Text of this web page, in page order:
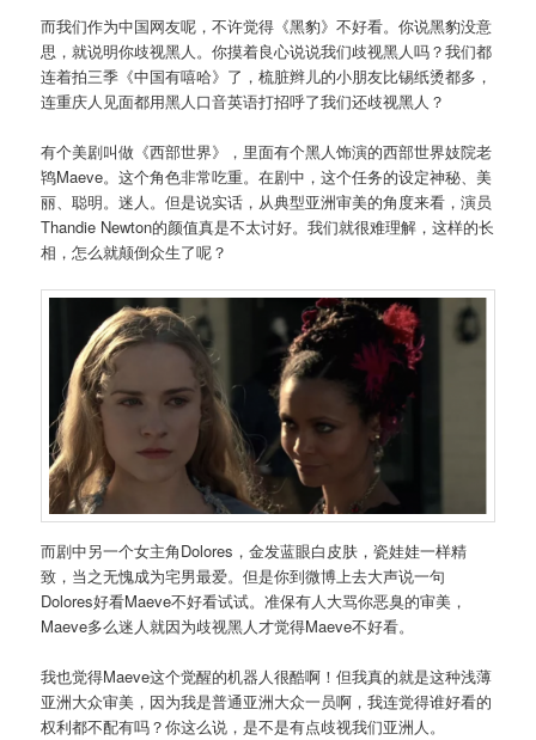
而我们作为中国网友呢，不许觉得《黑豹》不好看。你说黑豹没意
思，就说明你歧视黑人。你摸着良心说说我们歧视黑人吗？我们都
连着拍三季《中国有嘻哈》了，梳脏辫儿的小朋友比锡纸烫都多，
连重庆人见面都用黑人口音英语打招呼了我们还歧视黑人？
有个美剧叫做《西部世界》，里面有个黑人饰演的西部世界妓院老
鸨Maeve。这个角色非常吃重。在剧中，这个任务的设定神秘、美
丽、聪明。迷人。但是说实话，从典型亚洲审美的角度来看，演员
Thandie Newton的颜值真是不太讨好。我们就很难理解，这样的长
相，怎么就颠倒众生了呢？
而剧中另一个女主角Dolores，金发蓝眼白皮肤，瓷娃娃一样精
致，当之无愧成为宅男最爱。但是你到微博上去大声说一句
Dolores好看Maeve不好看试试。准保有人大骂你恶臭的审美，
Maeve多么迷人就因为歧视黑人才觉得Maeve不好看。
我也觉得Maeve这个觉醒的机器人很酷啊！但我真的就是这种浅薄
亚洲大众审美，因为我是普通亚洲大众一员啊，我连觉得谁好看的
权利都不配有吗？你这么说，是不是有点歧视我们亚洲人。